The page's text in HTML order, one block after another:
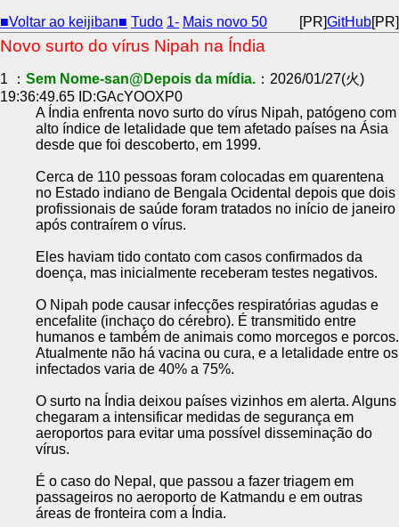
■Voltar ao keijiban■ Tudo 1- Mais novo 50 [PR]GitHub[PR]
Novo surto do vírus Nipah na Índia
1 ： Sem Nome-san@Depois da mídia. ：2026/01/27(火)
19:36:49.65 ID:GAcYOOXP0
A Índia enfrenta novo surto do vírus Nipah, patógeno com
alto índice de letalidade que tem afetado países na Ásia
desde que foi descoberto, em 1999.
Cerca de 110 pessoas foram colocadas em quarentena
no Estado indiano de Bengala Ocidental depois que dois
profissionais de saúde foram tratados no início de janeiro
após contraírem o vírus.
Eles haviam tido contato com casos confirmados da
doença, mas inicialmente receberam testes negativos.
O Nipah pode causar infecções respiratórias agudas e
encefalite (inchaço do cérebro). É transmitido entre
humanos e também de animais como morcegos e porcos.
Atualmente não há vacina ou cura, e a letalidade entre os
infectados varia de 40% a 75%.
O surto na Índia deixou países vizinhos em alerta. Alguns
chegaram a intensificar medidas de segurança em
aeroportos para evitar uma possível disseminação do
vírus.
É o caso do Nepal, que passou a fazer triagem em
passageiros no aeroporto de Katmandu e em outras
áreas de fronteira com a Índia.